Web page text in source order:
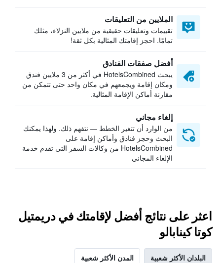
الملايين من التعليقات
تقييمات وتعليقات حقيقية من ملايين النزلاء، مثلك
تمامًا. احجز إقامتك المثالية بكل ثقة!
أفضل صفقات الفنادق
يبحث HotelsCombined في أكثر من 3 ملايين فندق
ومكان إقامة ويجمعهم في مكان واحد حتى تتمكن من
مقارنة أماكن الإقامة المثالية.
إلغاء مجاني
من الوارد أن تتغير الخطط — نتفهم ذلك. ولهذا يمكنك
البحث وحجز فنادق وأماكن إقامة على
HotelsCombined من وكالات السفر التي تقدم خدمة
الإلغاء المجاني
اعثر على نتائج أفضل لإقامتك في دريمتيل
كوتا كينابالو
البلدان الأكثر شعبية المدن الأكثر شعبية